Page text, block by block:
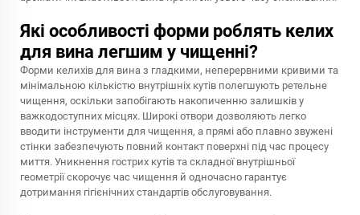
Які особливості форми роблять келих
для вина легшим у чищенні?
Форми келихів для вина з гладкими, неперервними кривими та
мінімальною кількістю внутрішніх кутів полегшують ретельне
чищення, оскільки запобігають накопиченню залишків у
важкодоступних місцях. Широкі отвори дозволяють легко
вводити інструменти для чищення, а прямі або плавно звужені
стінки забезпечують повний контакт поверхні під час процесу
миття. Уникнення гострих кутів та складної внутрішньої
геометрії скорочує час чищення й одночасно гарантує
дотримання гігієнічних стандартів обслуговування.